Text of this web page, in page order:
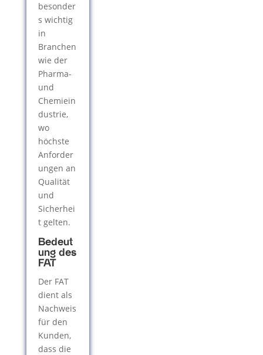
besonder
s wichtig
in
Branchen
wie der
Pharma-
und
Chemiein
dustrie,
wo
höchste
Anforder
ungen an
Qualität
und
Sicherhei
t gelten.
Bedeut
ung des
FAT
Der FAT
dient als
Nachweis
für den
Kunden,
dass die